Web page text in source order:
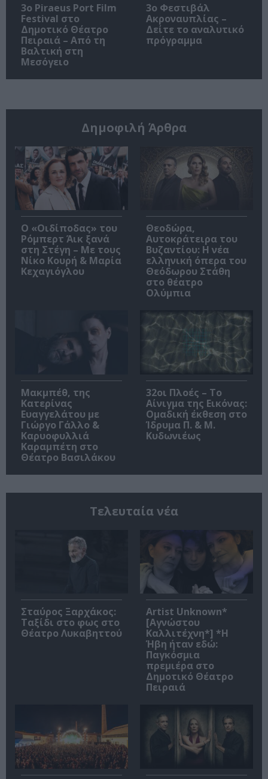
3o Piraeus Port Film
Festival στο
Δημοτικό Θέατρο
Πειραιά – Από τη
Βαλτική στη
Μεσόγειο
3ο Φεστιβάλ
Ακροναυπλίας –
Δείτε το αναλυτικό
πρόγραμμα
Δημοφιλή Άρθρα
O «Οιδίποδας» του
Ρόμπερτ Άικ ξανά
στη Στέγη – Με τους
Νίκο Κουρή & Μαρία
Κεχαγιόγλου
Θεοδώρα,
Αυτοκράτειρα του
Βυζαντίου: Η νέα
ελληνική όπερα του
Θεόδωρου Στάθη
στο θέατρο
Ολύμπια
Μακμπέθ, της
Κατερίνας
Ευαγγελάτου με
Γιώργο Γάλλο &
Καρυοφυλλιά
Καραμπέτη στο
Θέατρο Βασιλάκου
32οι Πλοές – Το
Αίνιγμα της Εικόνας:
Ομαδική έκθεση στο
Ίδρυμα Π. & Μ.
Κυδωνιέως
Τελευταία νέα
Σταύρος Ξαρχάκος:
Ταξίδι στο φως στο
Θέατρο Λυκαβηττού
Artist Unknown*
[Αγνώστου
Καλλιτέχνη*] *Η
Ήβη ήταν εδώ:
Παγκόσμια
πρεμιέρα στο
Δημοτικό Θέατρο
Πειραιά